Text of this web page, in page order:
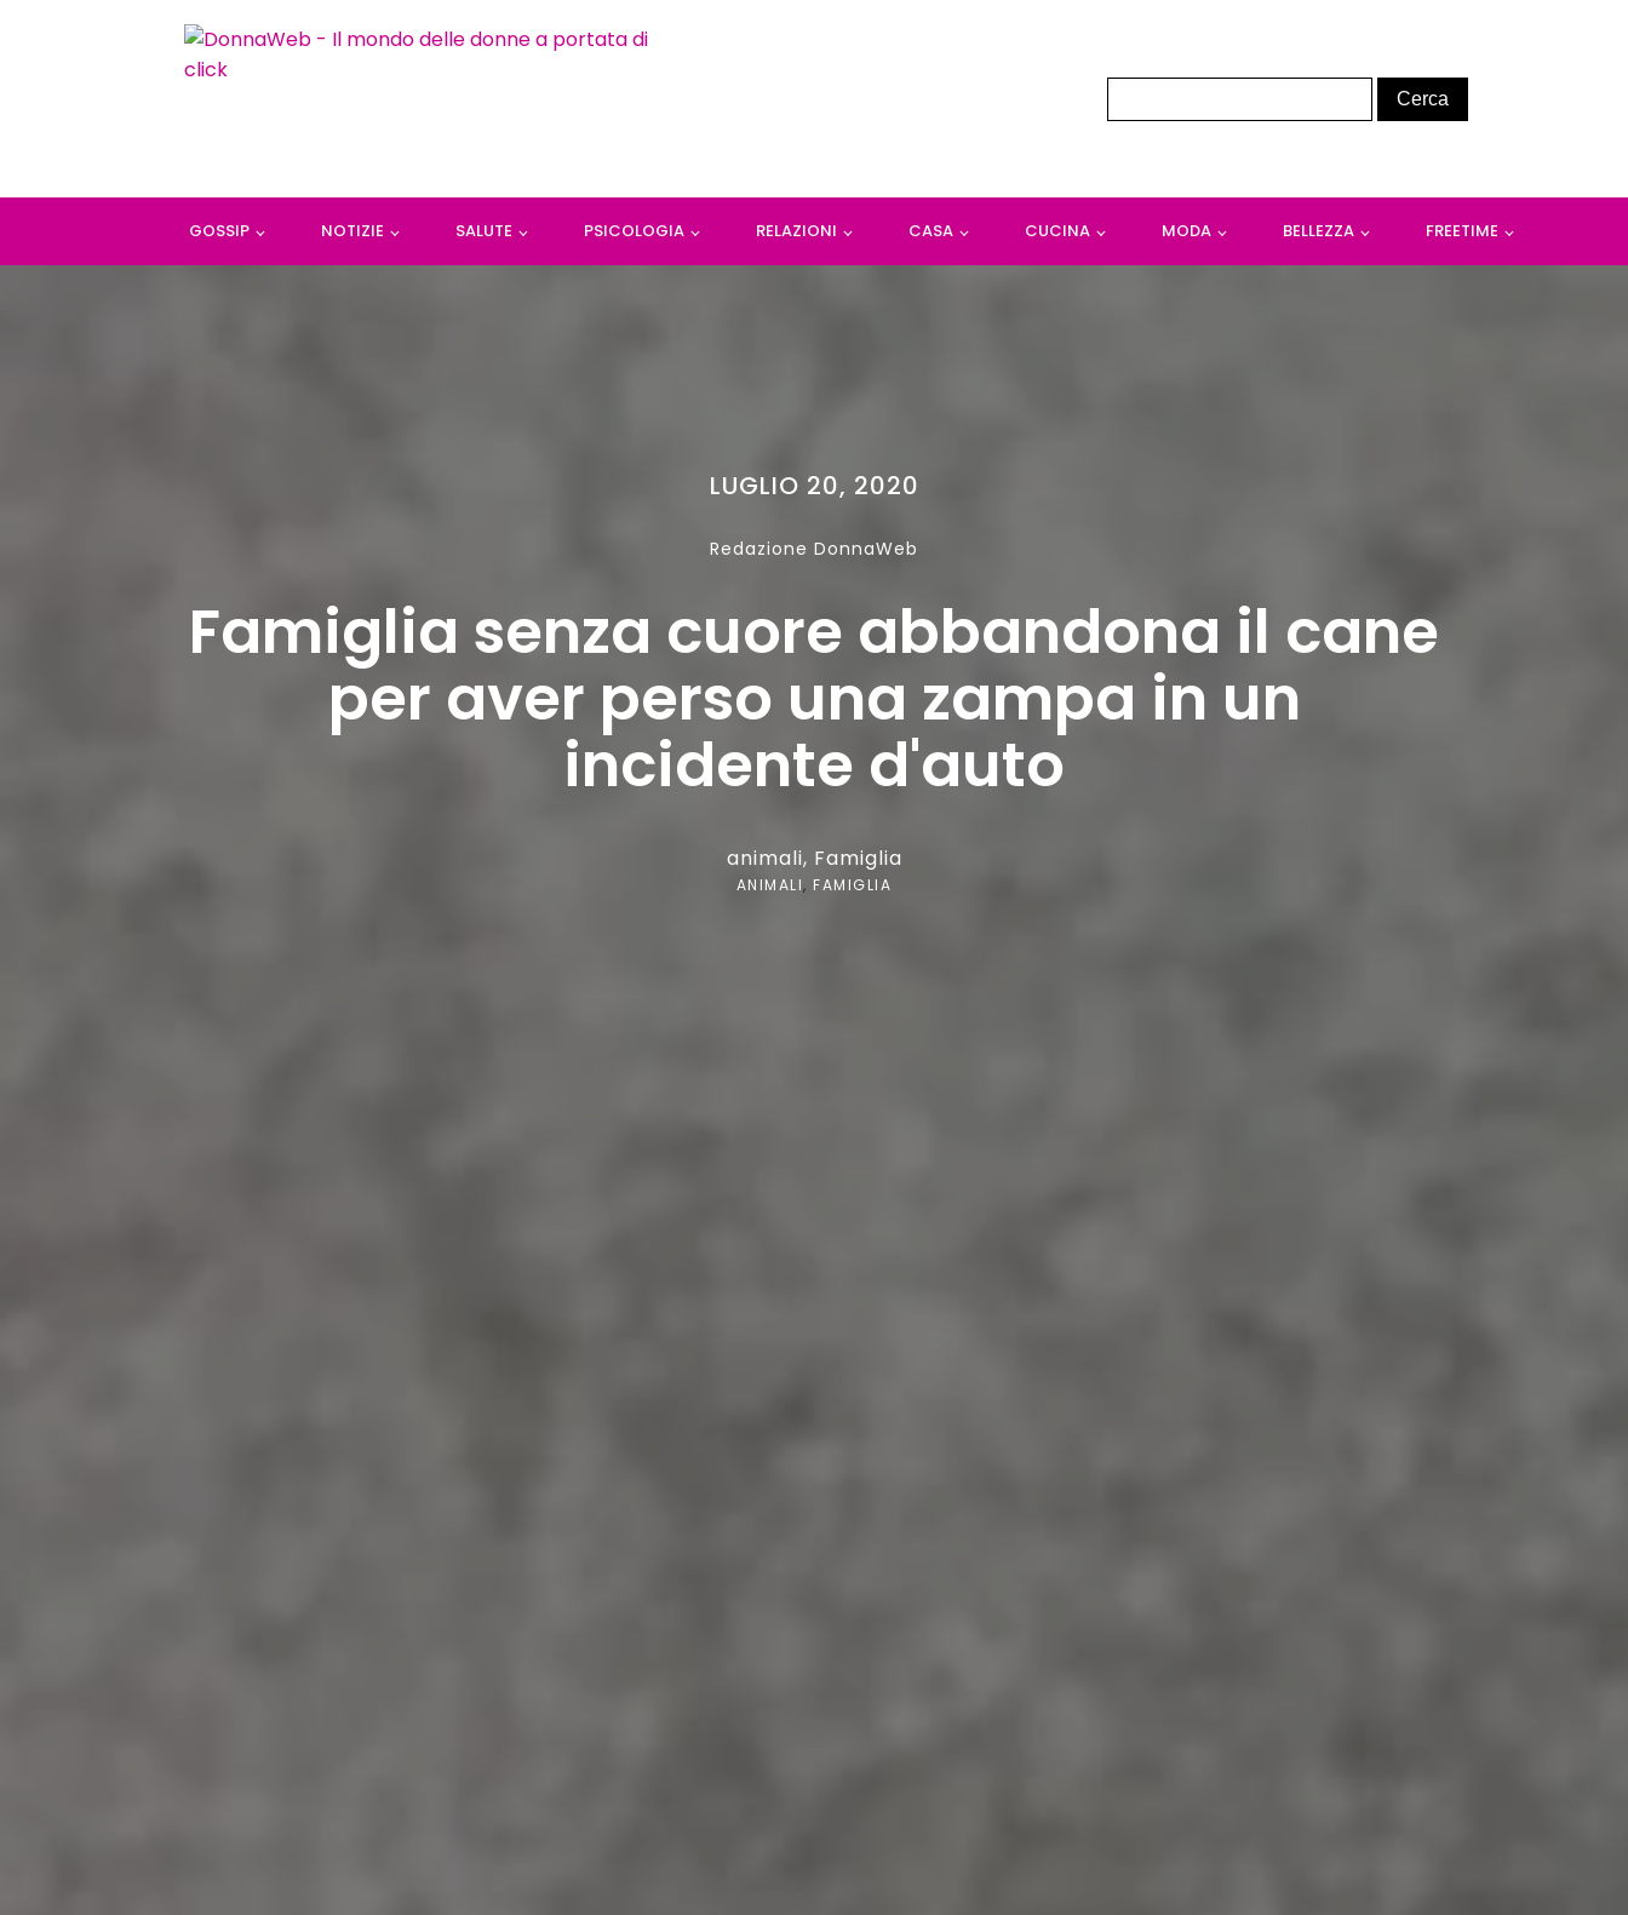
GOSSIP NOTIZIE SALUTE PSICOLOGIA RELAZIONI CASA CUCINA MODA BELLEZZA FREETIME
LUGLIO 20, 2020
Redazione DonnaWeb
Famiglia senza cuore abbandona il cane
per aver perso una zampa in un
incidente d'auto
animali, Famiglia
ANIMALI, FAMIGLIA